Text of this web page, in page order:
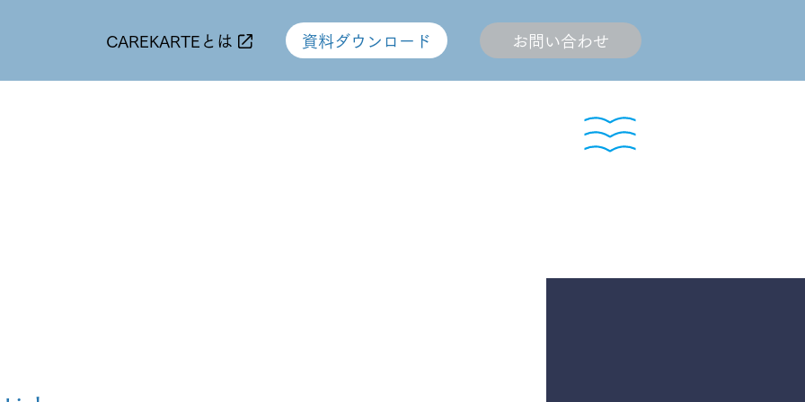
CAREKARTEとは 資料ダウンロード お問い合わせ